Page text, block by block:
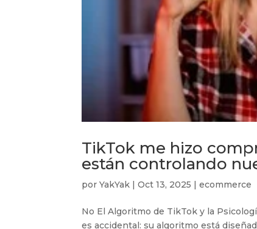
TikTok me hizo
están controlando
porYakYak |Oct 13, 2025 |ecommerce
No El Algoritmo de TikTok y la
es accidental: su algoritmo está